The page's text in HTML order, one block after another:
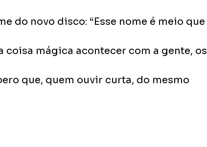
do novo disco: “Esse nome é meio que
mágica acontecer com a gente, os
que, quem ouvir curta, do mesmo